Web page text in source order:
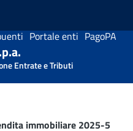
Portale enti PagoPA
Entrate e Tributi
immobiliare 2025-5